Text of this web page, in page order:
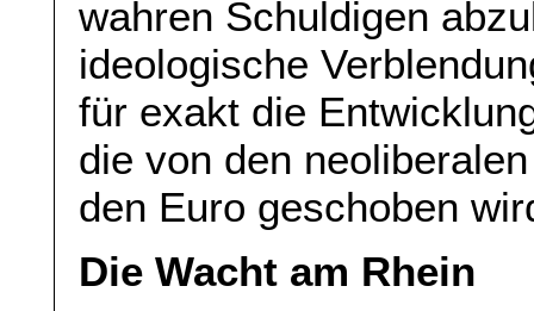
wahren Schuldigen
ideologische
für exakt die
die von den
den Euro geschoben
Die Wacht am Rhein